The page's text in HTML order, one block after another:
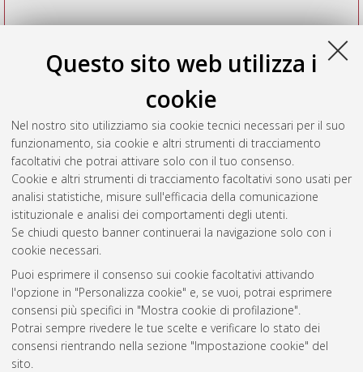
Questo sito web utilizza i
cookie
Nel nostro sito utilizziamo sia cookie tecnici necessari per il suo
funzionamento, sia cookie e altri strumenti di tracciamento
facoltativi che potrai attivare solo con il tuo consenso.
Cookie e altri strumenti di tracciamento facoltativi sono usati per
analisi statistiche, misure sull'efficacia della comunicazione
istituzionale e analisi dei comportamenti degli utenti.
Se chiudi questo banner continuerai la navigazione solo con i
cookie necessari.
Puoi esprimere il consenso sui cookie facoltativi attivando
l'opzione in "Personalizza cookie" e, se vuoi, potrai esprimere
consensi più specifici in "Mostra cookie di profilazione".
Potrai sempre rivedere le tue scelte e verificare lo stato dei
consensi rientrando nella sezione "Impostazione cookie" del
sito.
Vedi altre statistiche
Gestione del documento:
Atom
Rss
AMS Acta
ISSN: 2038-7954
re3data.org -
doi.org/10.17616/R3P19R
Servizio implementato e